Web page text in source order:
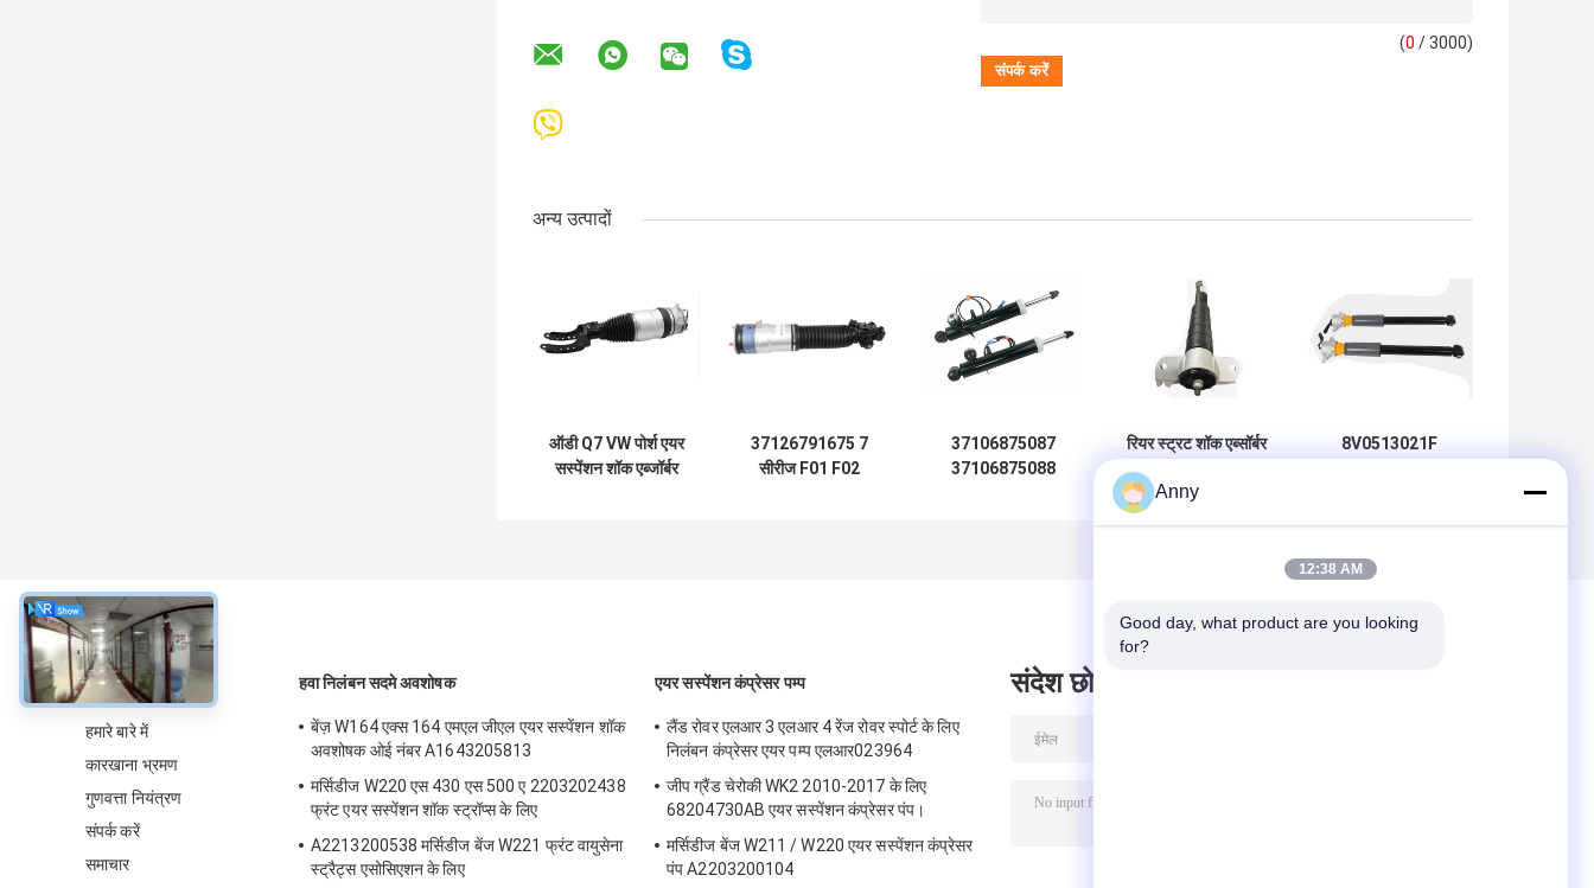
(0 / 3000)
अन्य उत्पादों
ऑडी Q7 VW पोर्श एयर
सस्पेंशन शॉक एब्जॉर्बर
37126791675 7
सीरीज F01 F02
37106875087
37106875088
रियर स्ट्रट शॉक एब्सॉर्बर
असेंबली 2021-2025
के लिए जीप ग्रैंड चेरोकी
8V0513021F
23 ऑडी टीटी ए 3 एस 3
के बारे में
हमारे बारे में
कारखाना भ्रमण
गुणवत्ता नियंत्रण
संपर्क करें
समाचार
हवा निलंबन सदमे अवशोषक
बेंज़ W164 एक्स 164 एमएल जीएल एयर सस्पेंशन शॉक
अवशोषक ओई नंबर A1643205813
मर्सिडीज W220 एस 430 एस 500 ए 2203202438
फ्रंट एयर सस्पेंशन शॉक स्ट्रॉप्स के लिए
A2213200538 मर्सिडीज बेंज W221 फ्रंट वायुसेना
स्ट्रैट्स एसोसिएशन के लिए
एयर सस्पेंशन कंप्रेसर पम्प
लैंड रोवर एलआर 3 एलआर 4 रेंज रोवर स्पोर्ट के लिए
निलंबन कंप्रेसर एयर पम्प एलआर023964
जीप ग्रैंड चेरोकी WK2 2010-2017 के लिए
68204730AB एयर सस्पेंशन कंप्रेसर पंप।
मर्सिडीज बेंज W211 / W220 एयर सस्पेंशन कंप्रेसर
पंप A2203200104
संदेश छोड़ दो
Anny
12:38 AM
Good day, what product are you looking
for?